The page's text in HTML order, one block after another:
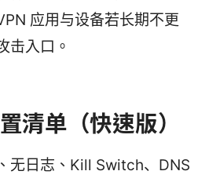
应用与设备若长期不更
击入口。
清单（快速版）
无日志、Kill Switch、DNS